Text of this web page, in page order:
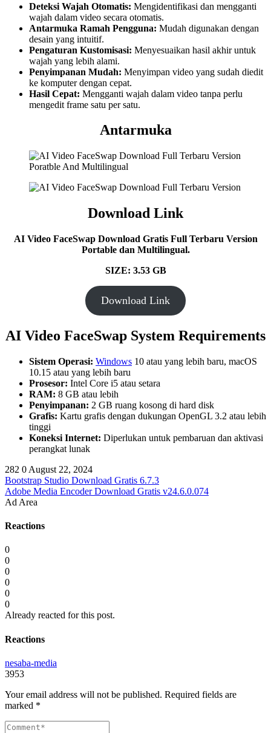
Deteksi Wajah Otomatis: Mengidentifikasi dan mengganti
wajah dalam video secara otomatis.
Antarmuka Ramah Pengguna: Mudah digunakan dengan
desain yang intuitif.
Pengaturan Kustomisasi: Menyesuaikan hasil akhir untuk
wajah yang lebih alami.
Penyimpanan Mudah: Menyimpan video yang sudah diedit
ke komputer dengan cepat.
Hasil Cepat: Mengganti wajah dalam video tanpa perlu
mengedit frame satu per satu.
Antarmuka
Download Link
AI Video FaceSwap Download Gratis Full Terbaru Version
Portable dan Multilingual.
SIZE: 3.53 GB
Download Link
AI Video FaceSwap System Requirements
Sistem Operasi: Windows 10 atau yang lebih baru, macOS
10.15 atau yang lebih baru
Prosesor: Intel Core i5 atau setara
RAM: 8 GB atau lebih
Penyimpanan: 2 GB ruang kosong di hard disk
Grafis: Kartu grafis dengan dukungan OpenGL 3.2 atau lebih
tinggi
Koneksi Internet: Diperlukan untuk pembaruan dan aktivasi
perangkat lunak
282 0 August 22, 2024
Bootstrap Studio Download Gratis 6.7.3
Adobe Media Encoder Download Gratis v24.6.0.074
Ad Area
Reactions
0
0
0
0
0
0
Already reacted for this post.
Reactions
nesaba-media
3953
Your email address will not be published. Required fields are
marked *